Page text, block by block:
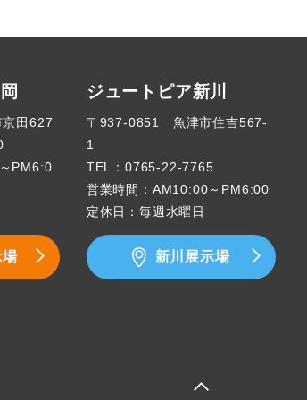
田627
PM6:0
ジュートピア新川
〒937-0851 魚津市住吉567-
1
TEL：0765-22-7765
営業時間：AM10:00～PM6:00
定休日：毎週水曜日
新川展示場